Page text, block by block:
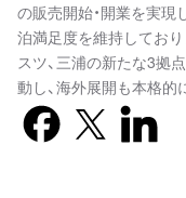
の販売開始・開業を実
泊満足度を維持しており
スツ、三浦の新たな3拠
動し、海外展開も本格的
Facebook
X